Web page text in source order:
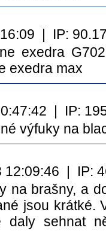
| IP:
exedra
exedra max
| IP:
výfuky na
12:09:46 | IP:
na brašny, a
jsou krátké.
sehnat